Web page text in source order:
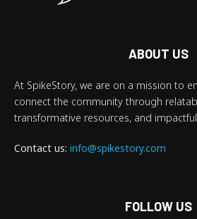
ABOUT US
At SpikeStory, we are on a mission to
connect the community through
transformative resources, and
Contact us: info@spikestory.com
FOLLOW US